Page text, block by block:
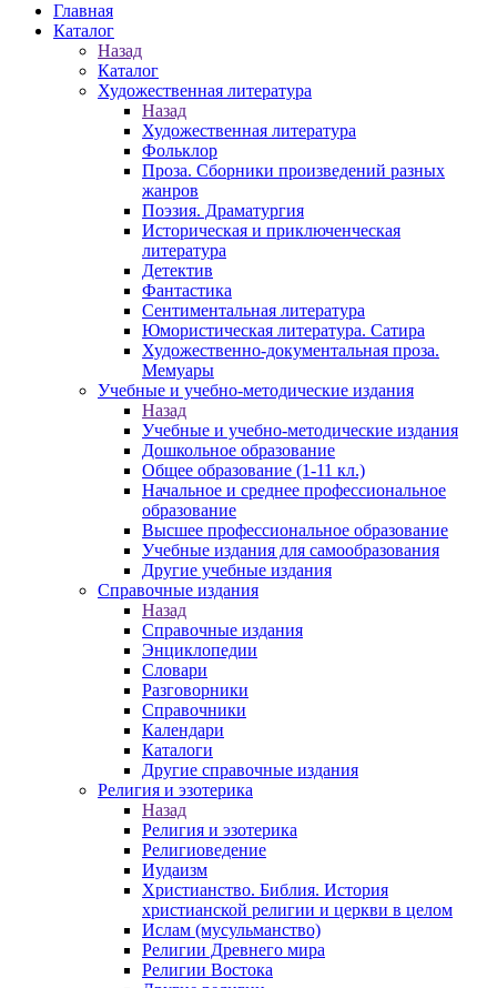
Главная
Каталог
Назад
Каталог
Художественная литература
Назад
Художественная литература
Фольклор
Проза. Сборники произведений разных
жанров
Поэзия. Драматургия
Историческая и приключенческая
литература
Детектив
Фантастика
Сентиментальная литература
Юмористическая литература. Сатира
Художественно-документальная проза.
Мемуары
Учебные и учебно-методические издания
Назад
Учебные и учебно-методические издания
Дошкольное образование
Общее образование (1-11 кл.)
Начальное и среднее профессиональное
образование
Высшее профессиональное образование
Учебные издания для самообразования
Другие учебные издания
Справочные издания
Назад
Справочные издания
Энциклопедии
Словари
Разговорники
Справочники
Календари
Каталоги
Другие справочные издания
Религия и эзотерика
Назад
Религия и эзотерика
Религиоведение
Иудаизм
Христианство. Библия. История
христианской религии и церкви в целом
Ислам (мусульманство)
Религии Древнего мира
Религии Востока